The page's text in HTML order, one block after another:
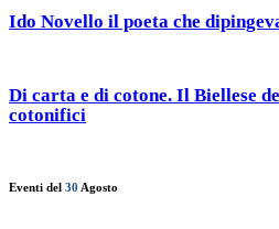
Ido Novello il poeta che
Di carta e di cotone. Il Biellese
cotonifici
Eventi del 30 Agosto